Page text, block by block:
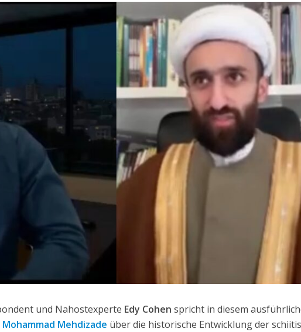
und Nahostexperte Edy Cohen spricht in diesem
Mohammad Mehdizade über die historische Entwicklung der
Wahlen 2026: Das ist
Knesset – Vladimir Beliak
Israel
Israelische Wahlen 2026:
die Knesset – Moshe